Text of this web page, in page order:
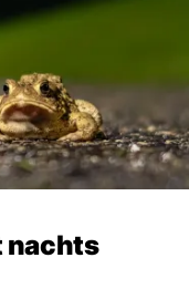
nachts